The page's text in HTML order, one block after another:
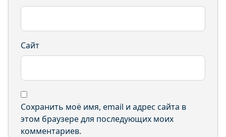
Сайт
Сохранить моё имя, email и адрес сайта в
этом браузере для последующих моих
комментариев.